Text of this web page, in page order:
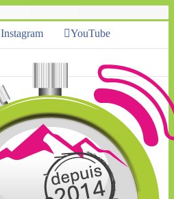
Instagram YouTube